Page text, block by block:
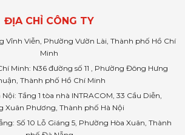
ĐỊA CHỈ CÔNG TY
Vĩnh Viễn, Phường Vườn Lài, Thành phố Hồ Chí
Minh
Minh: N36 đường số 11 , Phường Đông Hưng
Thành phố Hồ Chí Minh
Tầng 1 tòa nhà INTRACOM, 33 Cầu Diễn,
Xuân Phương, Thành phố Hà Nội
Số 10 Lỗ Giáng 5, Phường Hòa Xuân, Thành